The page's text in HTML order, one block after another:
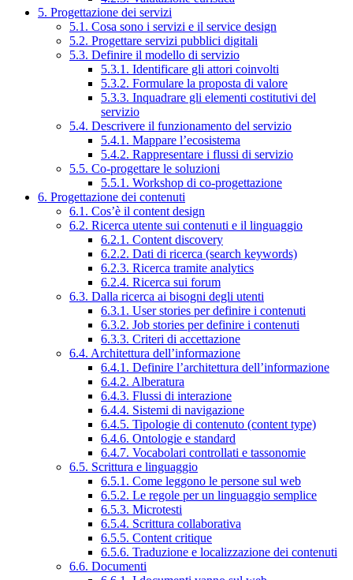
5. Progettazione dei servizi
5.1. Cosa sono i servizi e il service design
5.2. Progettare servizi pubblici digitali
5.3. Definire il modello di servizio
5.3.1. Identificare gli attori coinvolti
5.3.2. Formulare la proposta di valore
5.3.3. Inquadrare gli elementi costitutivi del
servizio
5.4. Descrivere il funzionamento del servizio
5.4.1. Mappare l’ecosistema
5.4.2. Rappresentare i flussi di servizio
5.5. Co-progettare le soluzioni
5.5.1. Workshop di co-progettazione
6. Progettazione dei contenuti
6.1. Cos’è il content design
6.2. Ricerca utente sui contenuti e il linguaggio
6.2.1. Content discovery
6.2.2. Dati di ricerca (search keywords)
6.2.3. Ricerca tramite analytics
6.2.4. Ricerca sui forum
6.3. Dalla ricerca ai bisogni degli utenti
6.3.1. User stories per definire i contenuti
6.3.2. Job stories per definire i contenuti
6.3.3. Criteri di accettazione
6.4. Architettura dell’informazione
6.4.1. Definire l’architettura dell’informazione
6.4.2. Alberatura
6.4.3. Flussi di interazione
6.4.4. Sistemi di navigazione
6.4.5. Tipologie di contenuto (content type)
6.4.6. Ontologie e standard
6.4.7. Vocabolari controllati e tassonomie
6.5. Scrittura e linguaggio
6.5.1. Come leggono le persone sul web
6.5.2. Le regole per un linguaggio semplice
6.5.3. Microtesti
6.5.4. Scrittura collaborativa
6.5.5. Content critique
6.5.6. Traduzione e localizzazione dei contenuti
6.6. Documenti